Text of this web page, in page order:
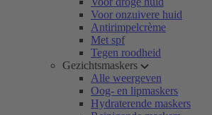
Voor onzuivere huid
Antirimpelcrème
Met spf
Tegen roodheid
Gezichtsmaskers
Alle weergeven
Oog- en lipmaskers
Hydraterende maskers